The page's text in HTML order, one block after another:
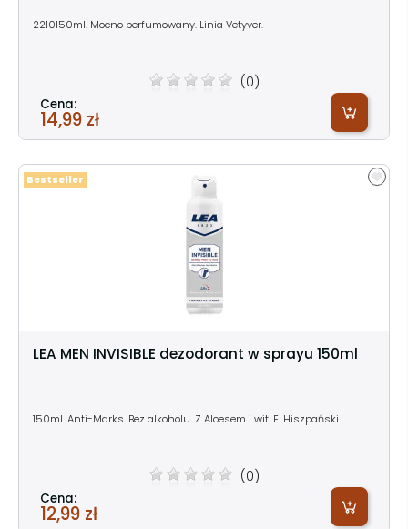
2210150ml. Mocno perfumowany. Linia Vetyver.
(0)
Cena:
14,99 zł
LEA MEN INVISIBLE dezodorant w sprayu 150ml
150ml. Anti-Marks. Bez alkoholu. Z Aloesem i wit. E. Hiszpański
(0)
Cena:
12,99 zł
Bestseller